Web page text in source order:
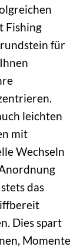
Fishing
für
leichten
mit
Wechseln
das
Dies spart
Momente